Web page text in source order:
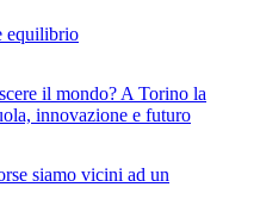
equilibrio
il mondo? A Torino la
innovazione e futuro
siamo vicini ad un